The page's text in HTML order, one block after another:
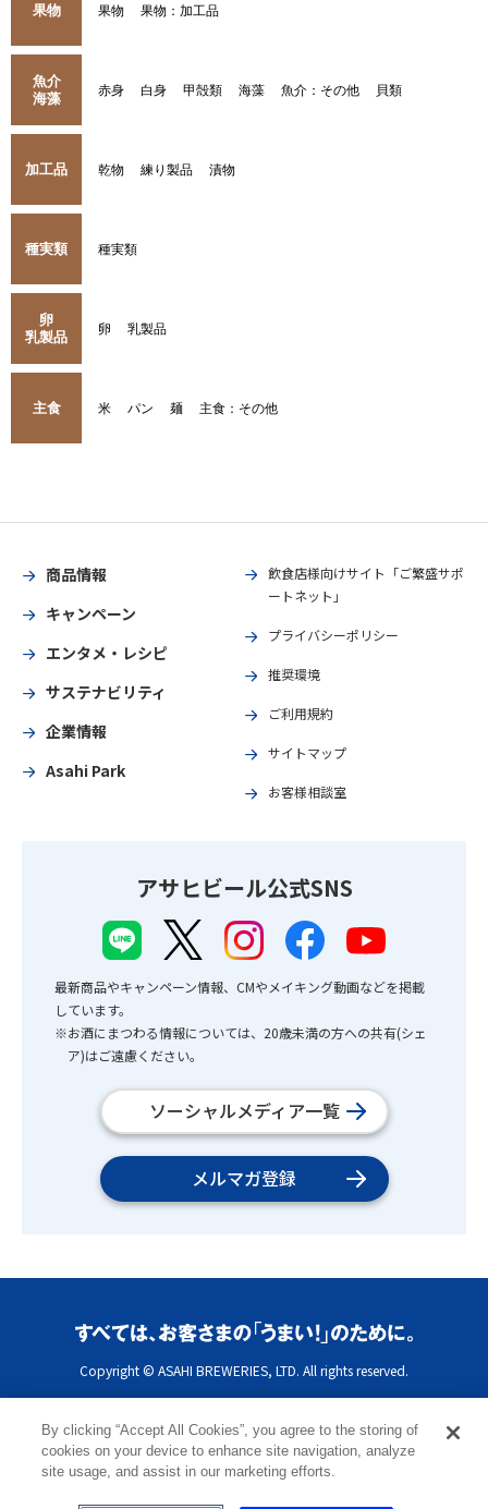
果物 果物 果物：加工品
魚介
海藻
赤身 白身 甲殻類 海藻 魚介：その他 貝類
加工品 乾物 練り製品 漬物
種実類 種実類
卵
乳製品
卵 乳製品
主食 米 パン 麺 主食：その他
商品情報
キャンペーン
エンタメ・レシピ
サステナビリティ
企業情報
Asahi Park
飲食店様向けサイト「ご繁盛サポ
ートネット」
プライバシーポリシー
推奨環境
ご利用規約
サイトマップ
お客様相談室
アサヒビール公式SNS
最新商品やキャンペーン情報、CMやメイキング動画などを掲載
しています。
※お酒にまつわる情報については、20歳未満の方への共有(シェ
ア)はご遠慮ください。
ソーシャルメディア一覧
メルマガ登録
Copyright © ASAHI BREWERIES, LTD. All rights reserved.
By clicking “Accept All Cookies”, you agree to the storing of
cookies on your device to enhance site navigation, analyze
site usage, and assist in our marketing efforts.